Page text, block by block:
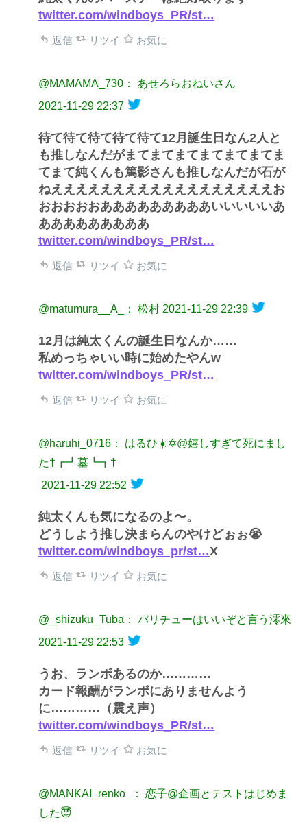
twitter.com/windboys_PR/st…
返信 リツイ お気に
@MAMAMA_730： あせろらおねいさん
2021-11-29 22:37
待て待て待て待て待て12月誕生日なん2人と
も推しなんだがまてまてまてまてまてまてま
てまて純くんも篤影さんも推しなんだが石が
ねええええええええええええええええええお
おおおおおあああああああああいいいいいあ
あああああああああ
twitter.com/windboys_PR/st…
返信 リツイ お気に
@matumura__A_： 松村 2021-11-29 22:39
12月は純太くんの誕生日なんか……
私めっちゃいい時に始めたやんw
twitter.com/windboys_PR/st…
返信 リツイ お気に
@haruhi_0716： はるひ☀️✡@嬉しすぎて死にまし
た†┏┛墓┗┓†
2021-11-29 22:52
純太くんも気になるのよ〜。
どうしよう推し決まらんのやけどぉぉ😭
twitter.com/windboys_pr/st…X
返信 リツイ お気に
@_shizuku_Tuba： バリチューはいいぞと言う澪來
2021-11-29 22:53
うお、ランボあるのか…………
カード報酬がランボにありませんよう
に…………（震え声）
twitter.com/windboys_PR/st…
返信 リツイ お気に
@MANKAI_renko_： 恋子@企画とテストはじめま
した😇